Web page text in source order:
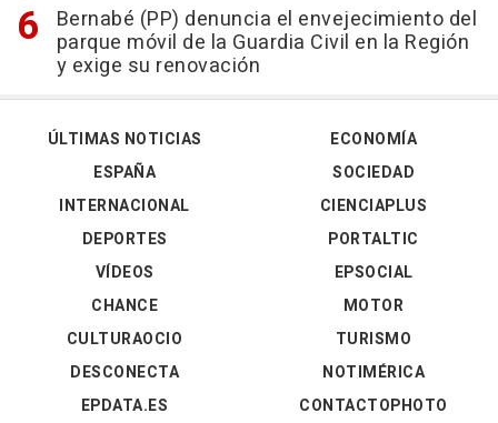
Bernabé (PP) denuncia el envejecimiento del
parque móvil de la Guardia Civil en la Región
y exige su renovación
ÚLTIMAS NOTICIAS
ESPAÑA
INTERNACIONAL
DEPORTES
VÍDEOS
ECONOMÍA
SOCIEDAD
CIENCIAPLUS
PORTALTIC
EPSOCIAL
CHANCE
CULTURAOCIO
DESCONECTA
EPDATA.ES
MOTOR
TURISMO
NOTIMÉRICA
CONTACTOPHOTO